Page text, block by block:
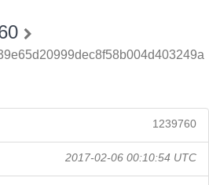
1239760
2017-02-06 00:10:54 UTC